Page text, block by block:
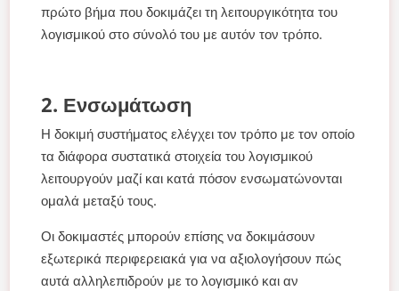
πρώτο βήμα που δοκιμάζει τη λειτουργικότητα του
λογισμικού στο σύνολό του με αυτόν τον τρόπο.
2. Ενσωμάτωση
Η δοκιμή συστήματος ελέγχει τον τρόπο με τον οποίο
τα διάφορα συστατικά στοιχεία του λογισμικού
λειτουργούν μαζί και κατά πόσον ενσωματώνονται
ομαλά μεταξύ τους.
Οι δοκιμαστές μπορούν επίσης να δοκιμάσουν
εξωτερικά περιφερειακά για να αξιολογήσουν πώς
αυτά αλληλεπιδρούν με το λογισμικό και αν